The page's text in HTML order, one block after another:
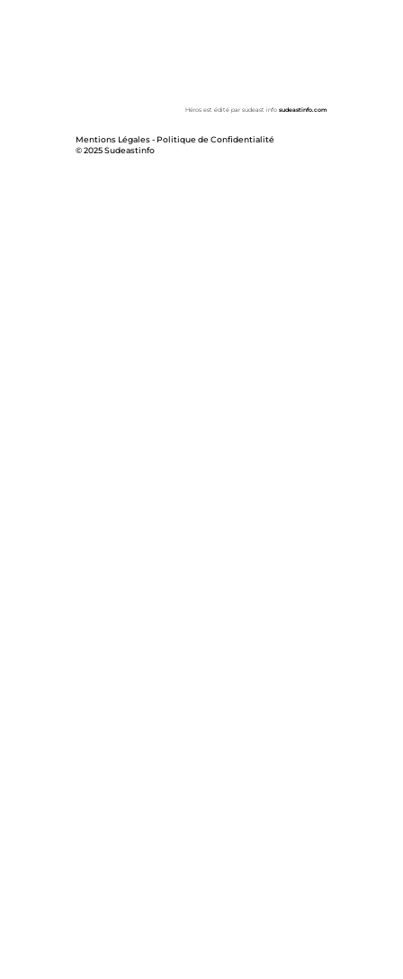
Mentions Légales- Politique de Confidentialité
© 2025 Sudeastinfo
Héros est édité par sudeast info sudeastinfo.com